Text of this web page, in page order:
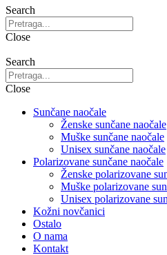
Search
Close
Search
Close
Sunčane naočale
Ženske sunčane naočale
Muške sunčane naočale
Unisex sunčane naočale
Polarizovane sunčane naočale
Ženske polarizovane
Muške polarizovane
Unisex polarizovane
Kožni novčanici
Ostalo
O nama
Kontakt